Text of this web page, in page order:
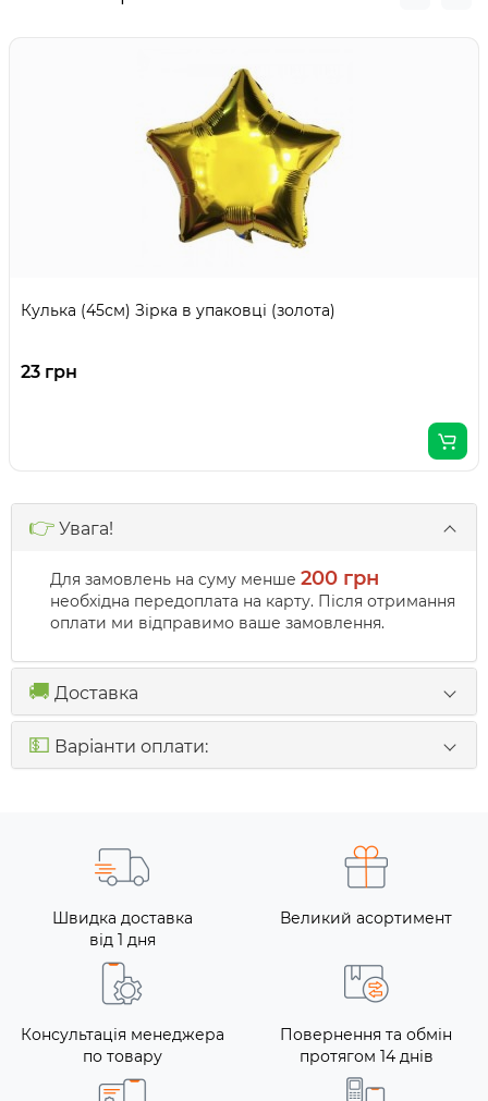
Кулька (45см) Зірка в упаковці (золота)
23 грн
👉 Увага!
Для замовлень на суму менше 200 грн
необхідна передоплата на карту. Після отримання
оплати ми відправимо ваше замовлення.
🚚 Доставка
💵 Варіанти оплати:
Швидка доставка
від 1 дня
Великий асортимент
Консультація менеджера
по товару
Повернення та обмін
протягом 14 днів